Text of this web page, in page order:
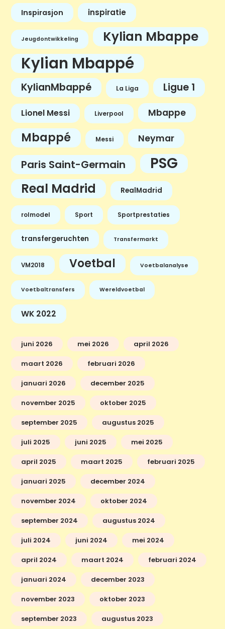
Inspirasjon inspiratie
Jeugdontwikkeling Kylian Mbappe
Kylian Mbappé
KylianMbappé La Liga Ligue 1
Lionel Messi Liverpool Mbappe
Mbappé Messi Neymar
Paris Saint-Germain PSG
Real Madrid RealMadrid
rolmodel Sport Sportprestaties
transfergeruchten Transfermarkt
VM2018 Voetbal Voetbalanalyse
Voetbaltransfers Wereldvoetbal
WK 2022
juni 2026 mei 2026 april 2026
maart 2026 februari 2026
januari 2026 december 2025
november 2025 oktober 2025
september 2025 augustus 2025
juli 2025 juni 2025 mei 2025
april 2025 maart 2025 februari 2025
januari 2025 december 2024
november 2024 oktober 2024
september 2024 augustus 2024
juli 2024 juni 2024 mei 2024
april 2024 maart 2024 februari 2024
januari 2024 december 2023
november 2023 oktober 2023
september 2023 augustus 2023